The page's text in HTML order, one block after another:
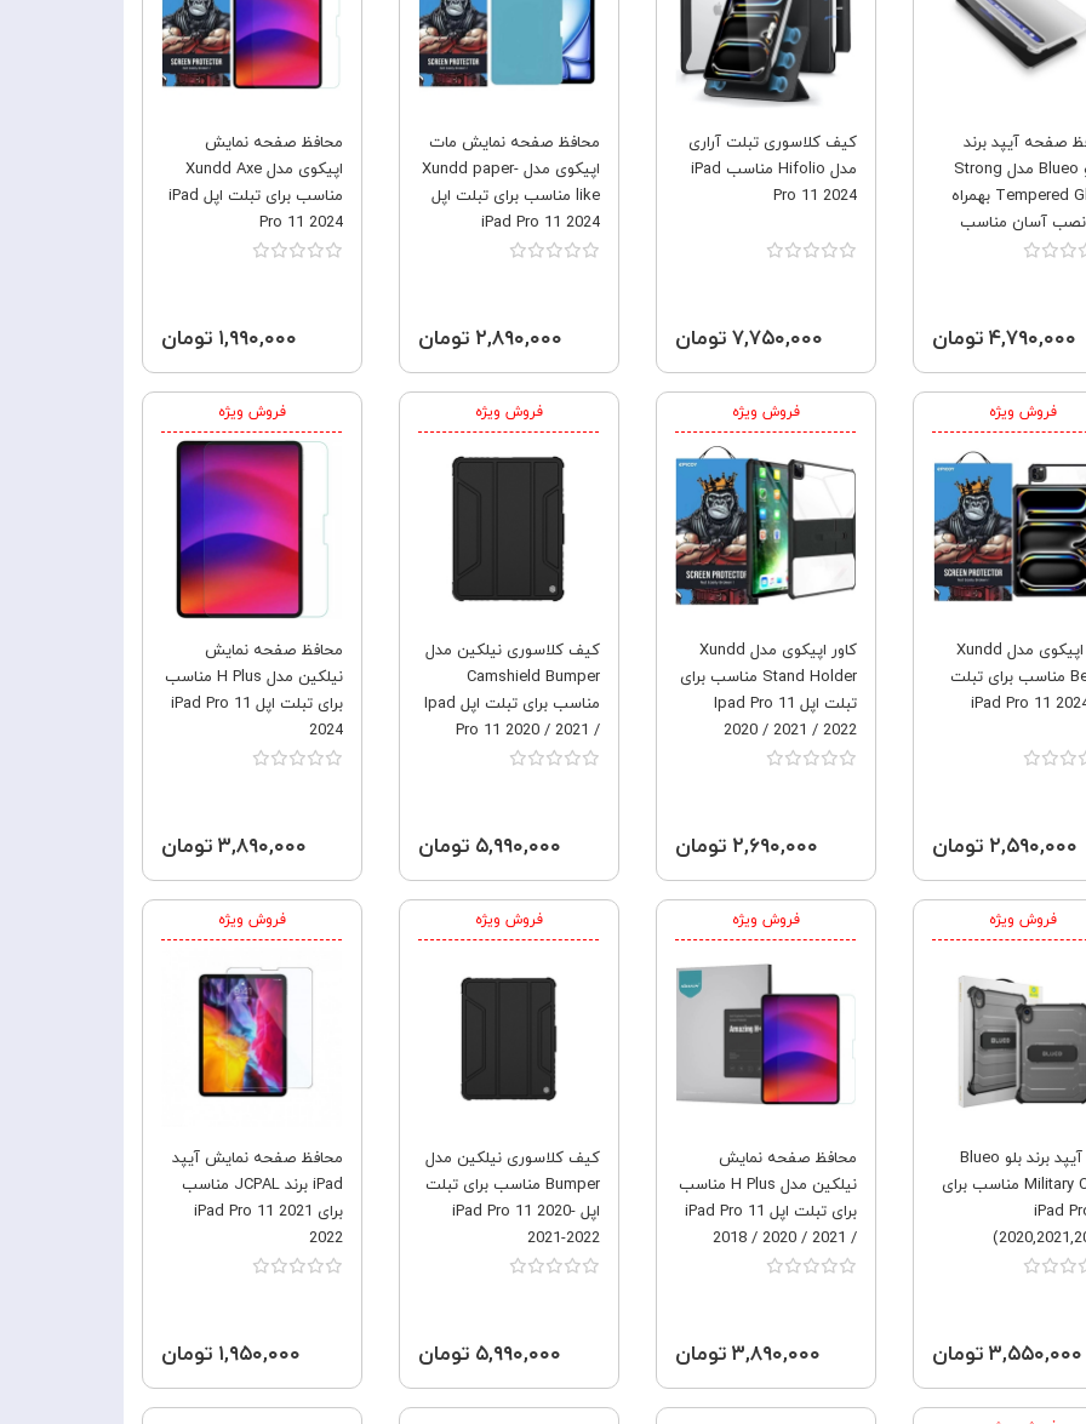
صفحه آیپد برند
بلوئو Blueo مدل Strong
Tempered Glass بهمراه
نصب آسان مناسب
برای Apple iPad Pro 11
۴,۷۹۰,۰۰۰ تومان
کیف کلاسوری تبلت آراری
مدل Hifolio مناسب iPad
Pro 11 2024
۷,۷۵۰,۰۰۰ تومان
محافظ صفحه نمایش مات
اپیکوی مدل Xundd paper-
like مناسب برای تبلت اپل
iPad Pro 11 2024
۲,۸۹۰,۰۰۰ تومان
محافظ صفحه نمایش
اپیکوی مدل Xundd Axe
مناسب برای تبلت اپل iPad
Pro 11 2024
۱,۹۹۰,۰۰۰ تومان
فروش ویژه
کاور اپیکوی مدل Xundd
Beatle مناسب برای تبلت
۲,۵۹۰,۰۰۰ تومان
فروش ویژه
کاور اپیکوی مدل Xundd
Stand Holder مناسب برای
تبلت اپل Ipad Pro 11
2020 / 2021 / 2022
۲,۶۹۰,۰۰۰ تومان
فروش ویژه
کیف کلاسوری نیلکین مدل
Camshield Bumper
مناسب برای تبلت اپل Ipad
Pro 11 2020 / 2021 /
2022
۵,۹۹۰,۰۰۰ تومان
فروش ویژه
محافظ صفحه نمایش
نیلکین مدل H Plus مناسب
برای تبلت اپل iPad Pro 11
2024
۳,۸۹۰,۰۰۰ تومان
فروش ویژه
قاب آیپد برند بلو Blueo
Military Case مناسب برای
iPad
۳,۵۵۰,۰۰۰ تومان
فروش ویژه
محافظ صفحه نمایش
نیلکین مدل H Plus مناسب
برای تبلت اپل iPad Pro 11
2018 / 2020 / 2021 /
2022
۳,۸۹۰,۰۰۰ تومان
فروش ویژه
کیف کلاسوری نیلکین مدل
Bumper مناسب برای تبلت
اپل iPad Pro 11 2020-
2021-2022
۵,۹۹۰,۰۰۰ تومان
فروش ویژه
محافظ صفحه نمایش آیپد
iPad برند JCPAL مناسب
برای iPad Pro 11 2021
2022
۱,۹۵۰,۰۰۰ تومان